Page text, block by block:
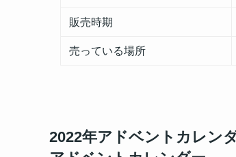
販売時期
売っている場所
2022年アドベントカレン